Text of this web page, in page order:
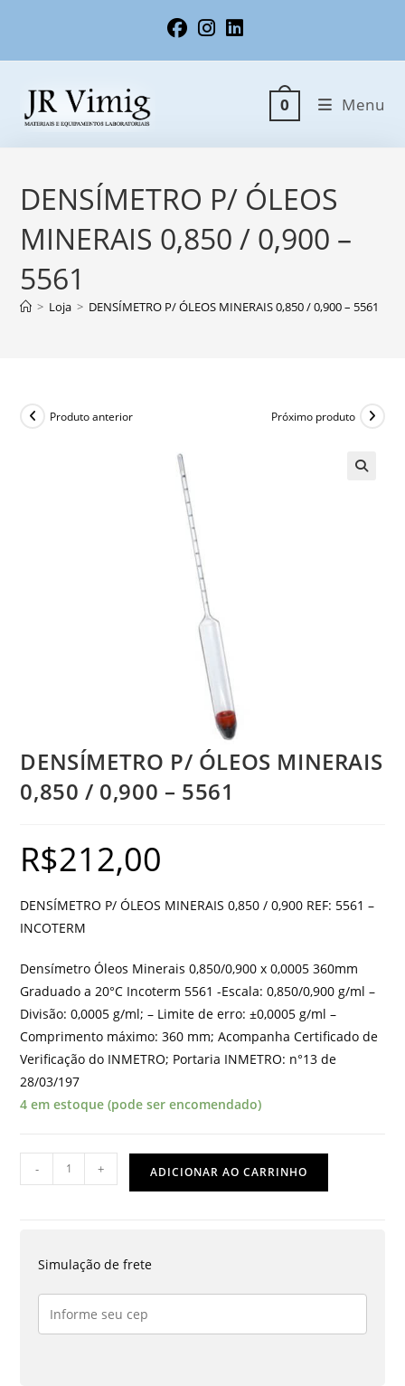
0 Menu
DENSÍMETRO P/ ÓLEOS
MINERAIS 0,850 / 0,900 –
5561
> Loja > DENSÍMETRO P/ ÓLEOS MINERAIS 0,850 / 0,900 – 5561
Produto anterior Próximo produto
DENSÍMETRO P/ ÓLEOS MINERAIS
0,850 / 0,900 – 5561
R$212,00
DENSÍMETRO P/ ÓLEOS MINERAIS 0,850 / 0,900 REF: 5561 –
INCOTERM
Densímetro Óleos Minerais 0,850/0,900 x 0,0005 360mm
Graduado a 20°C Incoterm 5561 -Escala: 0,850/0,900 g/ml –
Divisão: 0,0005 g/ml; – Limite de erro: ±0,0005 g/ml –
Comprimento máximo: 360 mm; Acompanha Certificado de
Verificação do INMETRO; Portaria INMETRO: n°13 de
28/03/197
4 em estoque (pode ser encomendado)
DENSÍMETRO
P/
0,900
- + ADICIONAR AO CARRINHO
Simulação de frete